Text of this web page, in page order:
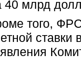
40 млрд
того,
ставки